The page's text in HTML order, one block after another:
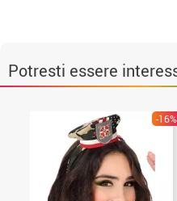
Potresti essere
-16%